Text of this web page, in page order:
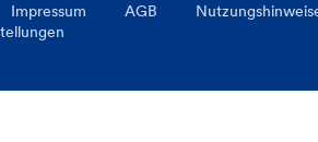
Impressum AGB